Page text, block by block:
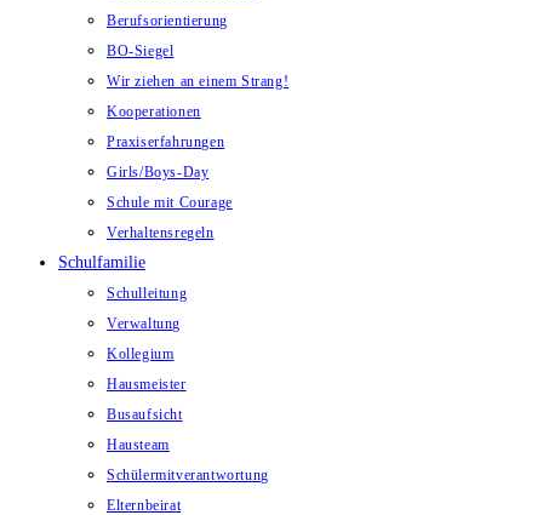
Berufsorientierung
BO-Siegel
Wir ziehen an einem Strang!
Kooperationen
Praxiserfahrungen
Girls/Boys-Day
Schule mit Courage
Verhaltensregeln
Schulfamilie
Schulleitung
Verwaltung
Kollegium
Hausmeister
Busaufsicht
Hausteam
Schülermitverantwortung
Elternbeirat